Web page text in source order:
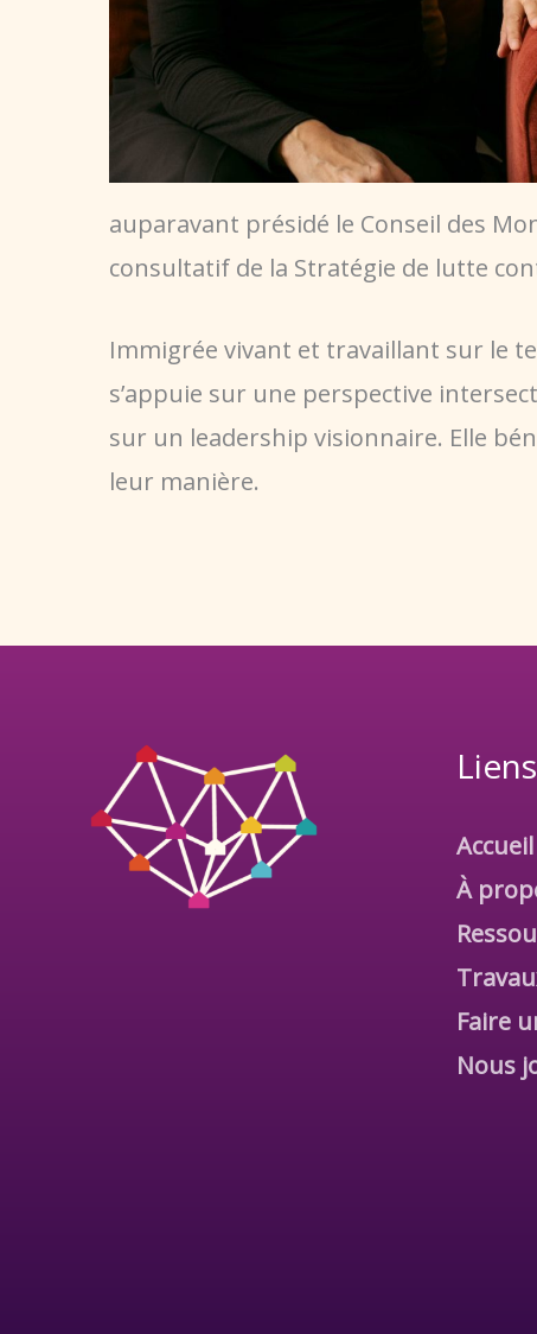
auparavant présidé le Conseil des
consultatif de la Stratégie de lutte
Immigrée vivant et travaillant sur le
s’appuie sur une perspective
sur un leadership visionnaire. Elle
leur manière.
Accueil
À
Faire
Nous